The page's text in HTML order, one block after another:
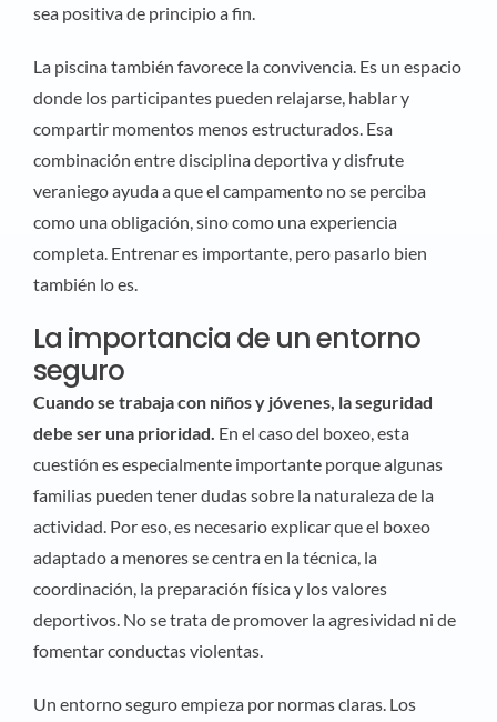
sea positiva de principio a fin.
La piscina también favorece la convivencia. Es un espacio
donde los participantes pueden relajarse, hablar y
compartir momentos menos estructurados. Esa
combinación entre disciplina deportiva y disfrute
veraniego ayuda a que el campamento no se perciba
como una obligación, sino como una experiencia
completa. Entrenar es importante, pero pasarlo bien
también lo es.
La importancia de un entorno
seguro
Cuando se trabaja con niños y jóvenes, la seguridad
debe ser una prioridad. En el caso del boxeo, esta
cuestión es especialmente importante porque algunas
familias pueden tener dudas sobre la naturaleza de la
actividad. Por eso, es necesario explicar que el boxeo
adaptado a menores se centra en la técnica, la
coordinación, la preparación física y los valores
deportivos. No se trata de promover la agresividad ni de
fomentar conductas violentas.
Un entorno seguro empieza por normas claras. Los